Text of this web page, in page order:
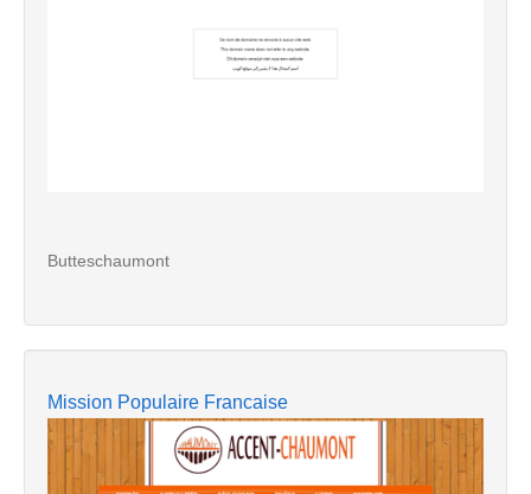
Butteschaumont
Mission Populaire Francaise